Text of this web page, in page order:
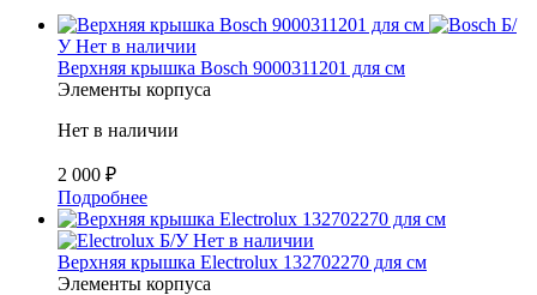
Б/
У Нет в наличии
Верхняя крышка Bosch 9000311201 для см
Элементы корпуса
Нет в наличии
2 000 ₽
Подробнее
Б/У Нет в наличии
Верхняя крышка Electrolux 132702270 для см
Элементы корпуса